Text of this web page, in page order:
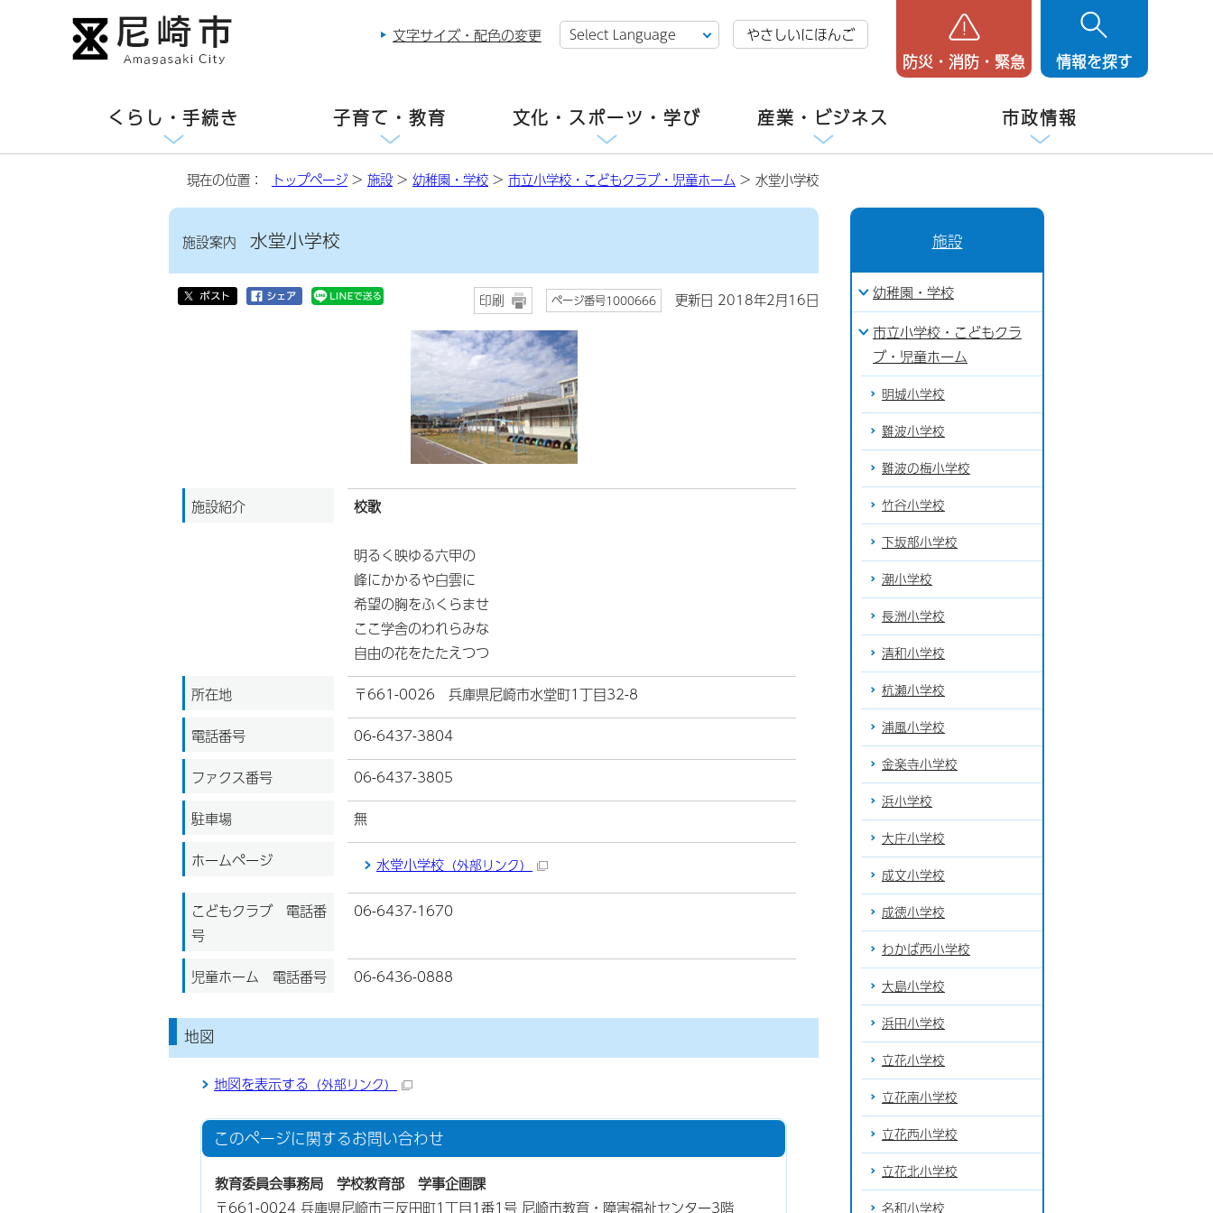
文字サイズ・配色の変更 やさしいにほんご
防災・消防・緊急 情報を探す
くらし・手続き 子育て・教育 文化・スポーツ・学び 産業・ビジネス 市政情報
現在の位置： トップページ> 施設 > 幼稚園・学校 > 市立小学校・こどもクラブ・児童ホーム > 水堂小学校
施設案内 水堂小学校
印刷 ページ番号1000666 更新日 2018年2月16日
施設紹介 校歌
明るく映ゆる六甲の
峰にかかるや白雲に
希望の胸をふくらませ
ここ学舎のわれらみな
自由の花をたたえつつ
所在地
〒661-0026 兵庫県尼崎市水堂町1丁目32-8
電話番号
06-6437-3804
ファクス番号
06-6437-3805
駐車場
無
ホームページ
水堂小学校 （外部リンク）
こどもクラブ 電話番
号
06-6437-1670
児童ホーム 電話番号 06-6436-0888
地図
地図を表示する （外部リンク）
このページに関するお問い合わせ
教育委員会事務局 学校教育部 学事企画課
〒661-0024 兵庫県尼崎市三反田町1丁目1番1号 尼崎市教育・障害福祉センター3階
施設
幼稚園・学校
市立小学校・こどもクラ
ブ・児童ホーム
明城小学校
難波小学校
難波の梅小学校
竹谷小学校
下坂部小学校
潮小学校
長洲小学校
清和小学校
杭瀬小学校
浦風小学校
金楽寺小学校
浜小学校
大庄小学校
成文小学校
成徳小学校
わかば西小学校
大島小学校
浜田小学校
立花小学校
立花南小学校
立花西小学校
立花北小学校
名和小学校